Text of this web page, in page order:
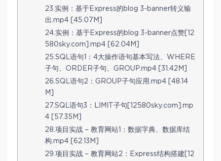
23.实例：基于Express的blog 3-banner转义输
出.mp4 [45.07M]
24.实例：基于Express的blog 3-banner点赞[12
580sky.com].mp4 [62.04M]
25.SQL语句1：4大操作语句基本写法、WHERE
子句、ORDER子句、GROUP.mp4 [31.42M]
26.SQL语句2：GROUP子句应用.mp4 [48.14
M]
27.SQL语句3：LIMIT子句[12580sky.com].mp
4 [57.35M]
28.项目实战 – 教育网站1：数据字典、数据库结
构.mp4 [62.13M]
29.项目实战 – 教育网站2：Express结构搭建[12